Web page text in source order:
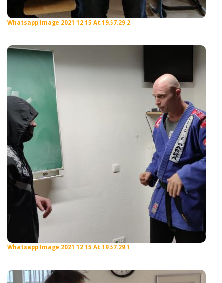
Whatsapp Image 2021 12 15 At 19.57.29 2
Whatsapp Image 2021 12 15 At 19.57.29 1